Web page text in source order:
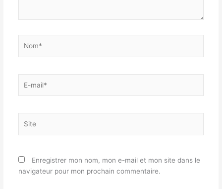
mail*
Enregistrer mon nom, mon e-mail et mon site dans le
navigateur pour mon prochain commentaire.